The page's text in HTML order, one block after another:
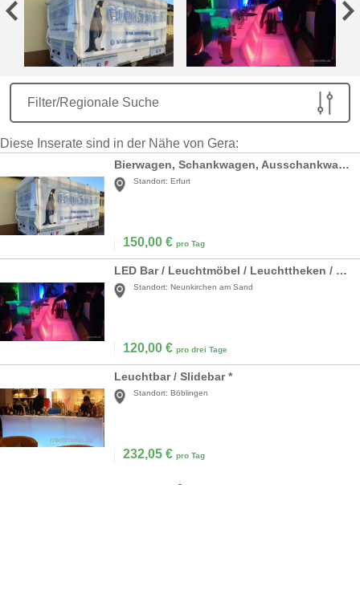
Filter/Regionale Suche
Diese Inserate sind in der Nähe von Gera:
Bierwagen, Schankwagen, Ausschankwagen mit Kühlzelle MIETEN
Standort: Erfurt
150,00 € pro Tag
LED Bar / Leuchtmöbel / Leuchttheken / Cocktailbar / Lounge Bar / Beleuchtete Bar / Mobile Bar / Akku LED
Standort: Neunkirchen am Sand
120,00 € pro drei Tage
Leuchtbar / Slidebar *
Standort: Böblingen
232,05 € pro Tag